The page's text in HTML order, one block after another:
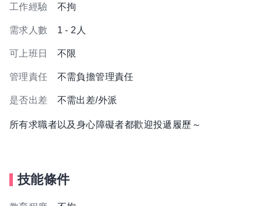
工作經驗 不拘
需求人數 1 - 2人
可上班日 不限
管理責任 不需負擔管理責任
是否出差 不需出差/外派
所有求職者以及身心障礙者都歡迎投遞履歷～
技能條件